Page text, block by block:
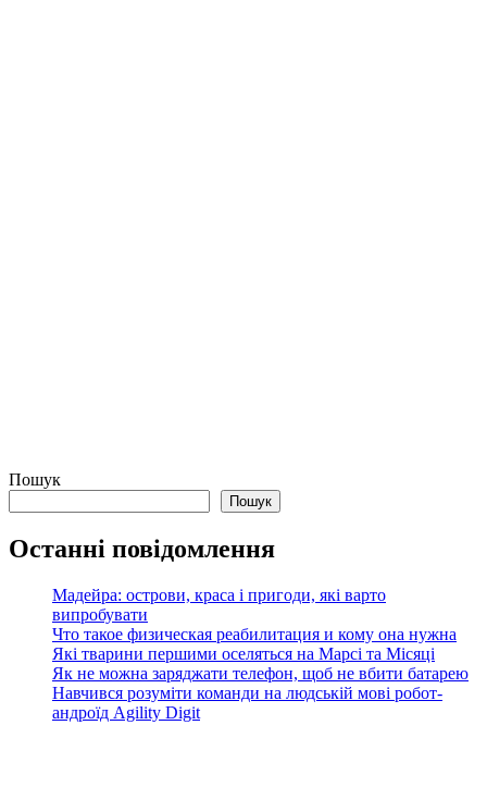
Пошук
Пошук
Останні повідомлення
Мадейра: острови, краса і пригоди, які варто
випробувати
Что такое физическая реабилитация и кому она нужна
Які тварини першими оселяться на Марсі та Місяці
Як не можна заряджати телефон, щоб не вбити батарею
Навчився розуміти команди на людській мові робот-
андроїд Agility Digit